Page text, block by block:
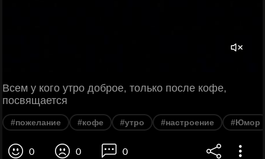
Всем у кого утро доброе, только после кофе,
посвящается
#пожелание #кофе #утро #настроение #Юмор
0 0 0